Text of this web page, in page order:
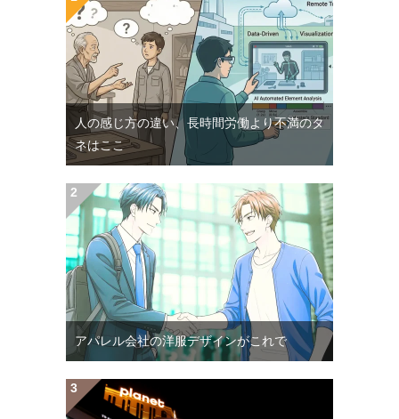
人の感じ方の違い、長時間労働より不満のタ
ネはここ
アパレル会社の洋服デザインがこれで